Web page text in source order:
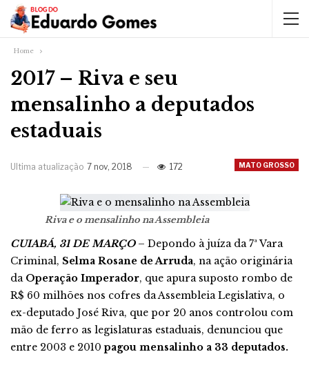
Home
2017 – Riva e seu
mensalinho a deputados
estaduais
MATO GROSSO
Ultima atualização 7 nov, 2018 172
Riva e o mensalinho na Assembleia
CUIABÁ, 31 DE MARÇO– Depondo à juíza da 7ª Vara
Criminal, Selma Rosane de Arruda, na ação originária
da Operação Imperador, que apura suposto rombo de
R$ 60 milhões nos cofres da Assembleia Legislativa, o
ex-deputado José Riva, que por 20 anos controlou com
mão de ferro as legislaturas estaduais, denunciou que
entre 2003 e 2010 pagou mensalinho a 33 deputados.